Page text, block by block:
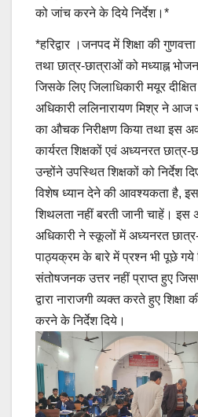
को जांच करने के दिये निर्देश।*
*हरिद्वार ।जनपद में शिक्षा की
तथा छात्र-छात्राओं को मध्याह्न
जिसके लिए जिलाधिकारी मयूर
अधिकारी ललिनारायण मिश्र ने आज
का औचक निरीक्षण किया तथा इस
कार्यरत शिक्षकों एवं अध्यनरत छात्र-
उन्होंने उपस्थित शिक्षकों को निर्देश
विशेष ध्यान देने की आवश्यकता है,
शिथलता नहीं बरती जानी चाहें।
अधिकारी ने स्कूलों में अध्यनरत
पाठ्यक्रम के बारे में प्रश्न भी पूछे गये
संतोषजनक उत्तर नहीं प्राप्त हुए
द्वारा नाराजगी व्यक्त करते हुए शिक्षा
करने के निर्देश दिये।